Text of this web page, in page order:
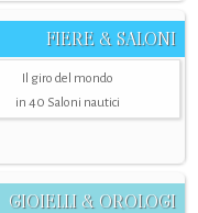
FIERE & SALONI
Il giro del mondo
in 40 Saloni nautici
GIOIELLI & OROLOGI